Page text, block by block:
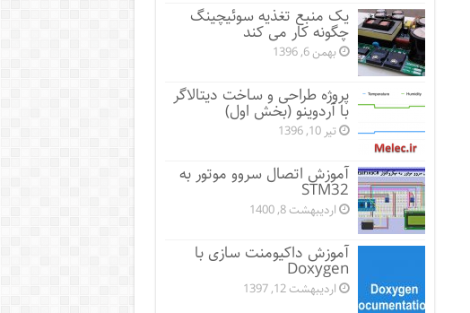
یک منبع تغذیه سوئیچینگ
چگونه کار می کند
بهمن 6, 1396
پروژه طراحی و ساخت دیتالاگر
با آردوینو (بخش اول)
تیر 10, 1396
آموزش اتصال سروو موتور به
STM32
اردیبهشت 8, 1400
آموزش داکیومنت سازی با
Doxygen
اردیبهشت 12, 1397